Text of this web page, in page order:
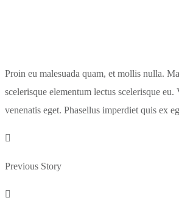
Proin eu malesuada quam, et mollis nulla.
scelerisque elementum lectus scelerisque
venenatis eget. Phasellus imperdiet quis ex
Previous Story